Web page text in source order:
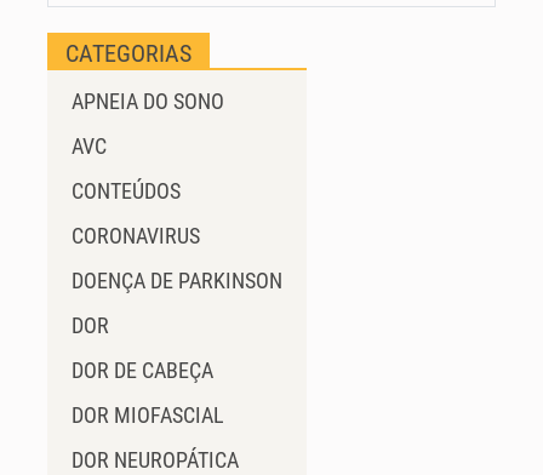
CATEGORIAS
APNEIA DO SONO
AVC
CONTEÚDOS
CORONAVIRUS
DOENÇA DE PARKINSON
DOR
DOR DE CABEÇA
DOR MIOFASCIAL
DOR NEUROPÁTICA